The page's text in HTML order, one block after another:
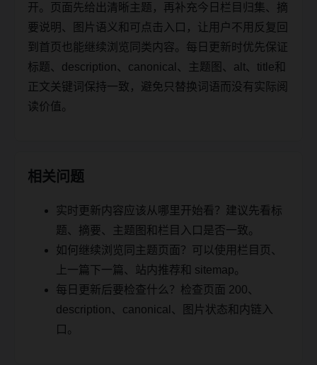
开。页面先给出清晰主题，再补充今日栏目归集、摘
要说明、图片语义和可点击入口，让用户不用反复回
到首页也能继续浏览同类内容。每日更新时优先保证
标题、description、canonical、主题图、alt、title和
正文关键词保持一致，避免只替换词语而没有实际阅
读价值。
相关问题
实时更新内容应该从哪里开始看？建议先看标
题、摘要、主题图和栏目入口是否一致。
如何继续浏览同主题页面？可以使用栏目页、
上一篇下一篇、站内推荐和 sitemap。
每日更新后要检查什么？检查页面 200、
description、canonical、图片状态和内链入
口。